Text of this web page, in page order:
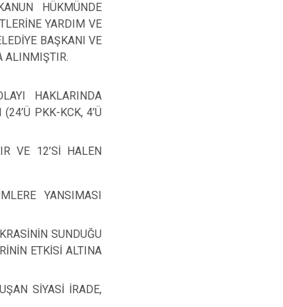
HÜKMÜNDE
YARDIM VE
BAŞKANI VE
ALINMIŞTIR.
HAKLARINDA
PKK-KCK, 4’Ü
VE 12’Sİ HALEN
YANSIMASI
SUNDUĞU
ETKİSİ ALTINA
SİYASİ İRADE,